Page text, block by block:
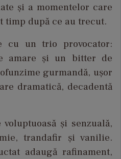
și a momentelor care
timp după ce au trecut.
cu un trio provocator:
amare și un bitter de
gurmandă, ușor
dramatică, decadentă
voluptuoasă și senzuală,
,trandafir și vanilie.
adaugă rafinament,